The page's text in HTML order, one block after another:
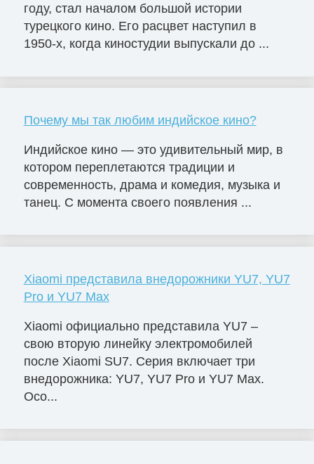
году, стал началом большой истории
турецкого кино. Его расцвет наступил в
1950-х, когда киностудии выпускали до ...
Почему мы так любим индийское кино?
Индийское кино — это удивительный мир, в
котором переплетаются традиции и
современность, драма и комедия, музыка и
танец. С момента своего появления ...
Xiaomi представила внедорожники YU7, YU7
Pro и YU7 Max
Xiaomi официально представила YU7 –
свою вторую линейку электромобилей
после Xiaomi SU7. Серия включает три
внедорожника: YU7, YU7 Pro и YU7 Max.
Осо...